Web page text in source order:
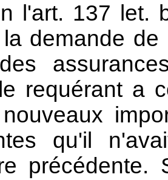
l'art. 137 let.
demande
requérant a
qu'il
précédente.